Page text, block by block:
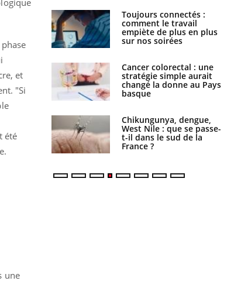
et
"Si
été
une
: ce jus
les
Toujours connectés :
comment le travail
empiète de plus en plus
sur nos soirées
Cancer colorectal : une
stratégie simple aurait
changé la donne au Pays
basque
Chikungunya, dengue,
West Nile : que se passe-
t-il dans le sud de la
France ?